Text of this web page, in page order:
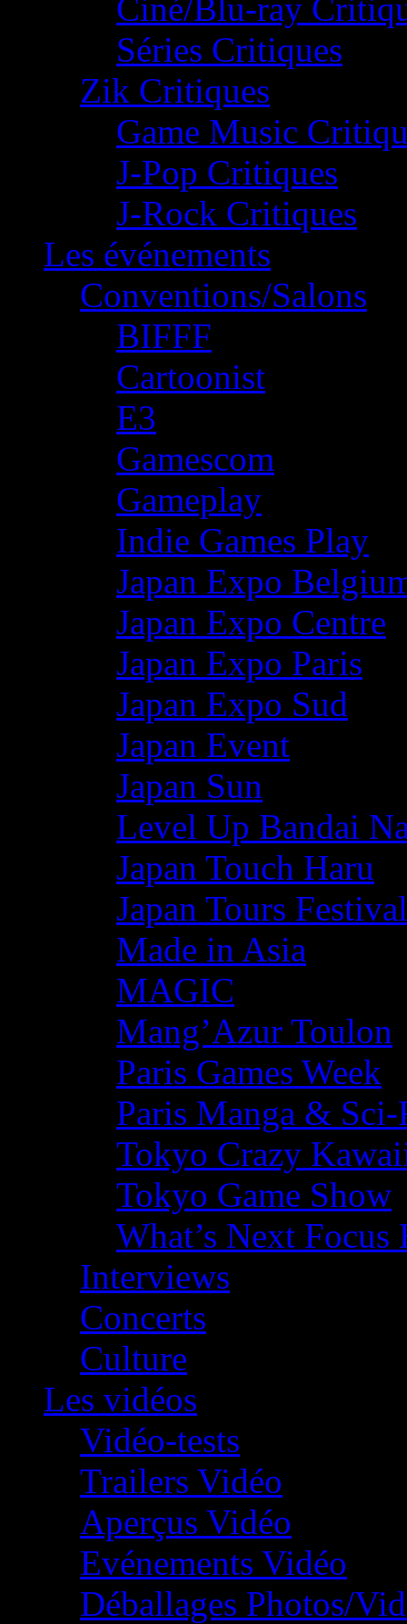
Ciné/Blu-ray
Séries Critiques
Zik Critiques
Game Music
J-Pop Critiques
J-Rock Critiques
Les événements
Conventions/Salons
BIFFF
Cartoonist
E3
Gamescom
Gameplay
Indie Games Play
Japan Expo
Japan Expo Centre
Japan Expo Paris
Japan Expo Sud
Japan Event
Japan Sun
Level Up Bandai
Japan Touch Haru
Japan Tours Festival
Made in Asia
MAGIC
Mang’Azur Toulon
Paris Games Week
Paris Manga &
Tokyo Crazy
Tokyo Game Show
What’s Next
Interviews
Concerts
Culture
Les vidéos
Vidéo-tests
Trailers Vidéo
Aperçus Vidéo
Evénements Vidéo
Déballages Photos/